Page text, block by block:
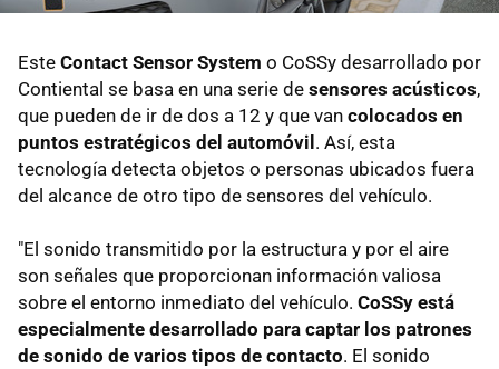
Este Contact Sensor System o CoSSy desarrollado por
Contiental se basa en una serie de sensores acústicos,
que pueden de ir de dos a 12 y que van colocados en
puntos estratégicos del automóvil . Así, esta
tecnología detecta objetos o personas ubicados fuera
del alcance de otro tipo de sensores del vehículo.
"El sonido transmitido por la estructura y por el aire
son señales que proporcionan información valiosa
sobre el entorno inmediato del vehículo. CoSSy está
especialmente desarrollado para captar los patrones
de sonido de varios tipos de contacto. El sonido